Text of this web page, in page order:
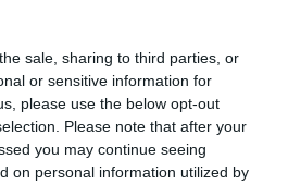
sale, sharing to third parties, or
or sensitive information for
please use the below opt-out
Please note that after your
you may continue seeing
on personal information utilized by